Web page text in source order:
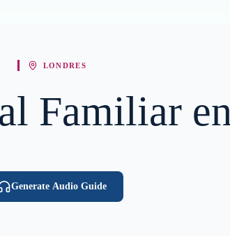
LONDRES
Familiar
Generate Audio Guide